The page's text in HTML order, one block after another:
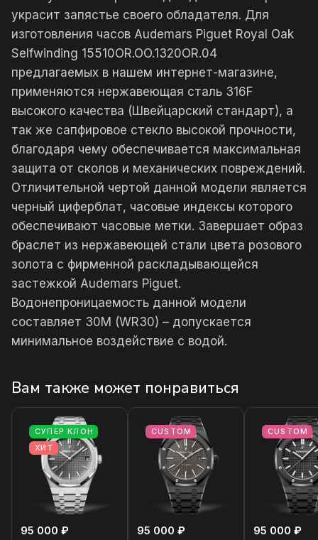
украсит запястье своего обладателя. Для
изготовления часов Audemars Piguet Royal Oak
Selfwinding 15510OR.OO.1320OR.04
предлагаемых в нашем интернет-магазине,
применяются нержавеющая сталь 316F
высокого качества (Швейцарский стандарт), а
так же сапфировое стекло высокой прочности,
благодаря чему обеспечивается максимальная
защита от сколов и механических повреждений.
Отличительной чертой данной модели является
черный циферблат, часовые индексы которого
обеспечивают часовые метки. Завершает образ
браслет из нержавеющей стали цвета розового
золота с фирменной раскладывающейся
застежкой Audemars Piguet.
Водонепроницаемость данной модели
составляет 30М (WR30) – допускается
минимальное воздействие с водой.
Вам также может понравиться
СУПЕР КЛОН
ХИТ
95 000 ₽
CUSTOM
95 000 ₽
CUSTOM
95 000 ₽